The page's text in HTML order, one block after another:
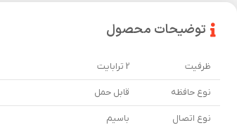
توضیحات محصول
ظرفیت 2 ترابایت
نوع حافظه قابل حمل
نوع اتصال باسیم